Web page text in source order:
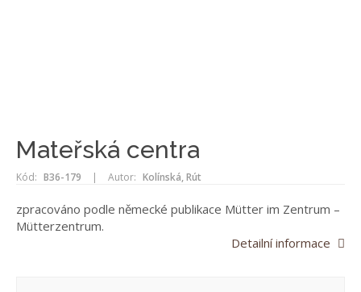
Mateřská centra
Kód: B36-179 | Autor: Kolínská, Rút
zpracováno podle německé publikace Mütter im Zentrum –
Mütterzentrum.
Detailní informace